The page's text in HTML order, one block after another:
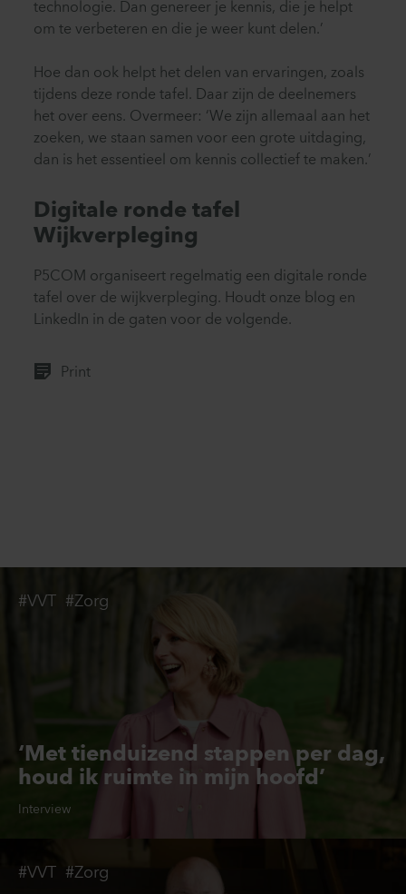
technologie. Dan genereer je kennis, die je helpt
om te verbeteren en die je weer kunt delen.’
Hoe dan ook helpt het delen van ervaringen, zoals
tijdens deze ronde tafel. Daar zijn de deelnemers
het over eens. Overmeer: ‘We zijn allemaal aan het
zoeken, we staan samen voor een grote uitdaging,
dan is het essentieel om kennis collectief te maken.’
Digitale ronde tafel
Wijkverpleging
P5COM organiseert regelmatig een digitale ronde
tafel over de wijkverpleging. Houdt onze blog en
LinkedIn in de gaten voor de volgende.
Print
‘Met tienduizend stappen per dag,
houd ik ruimte in mijn hoofd’
Interview
#VVT #Zorg
#VVT #Zorg